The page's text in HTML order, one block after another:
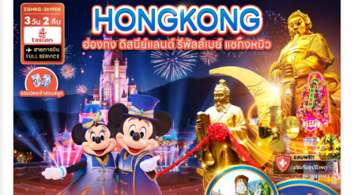
18 ธ.ค. 69 - 20 ธ.ค. 69
25 ธ.ค. 69 - 27 ธ.ค. 69
29 ธ.ค. 69 - 31 ธ.ค. 69
30 ธ.ค. 69 - 01 ม.ค. 70